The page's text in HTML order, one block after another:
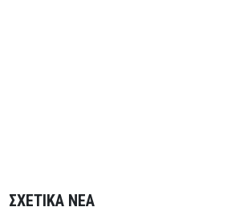
ΣΧΕΤΙΚΑ ΝΕΑ